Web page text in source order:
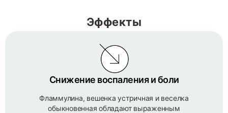
Эффекты
Снижение воспаления и боли
Фламмулина, вешенка устричная и веселка
обыкновенная обладают выраженным